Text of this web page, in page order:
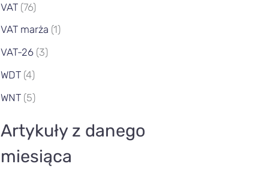
VAT(76)
VAT marża (1)
VAT-26(3)
WDT(4)
WNT(5)
Artykuły z danego
miesiąca